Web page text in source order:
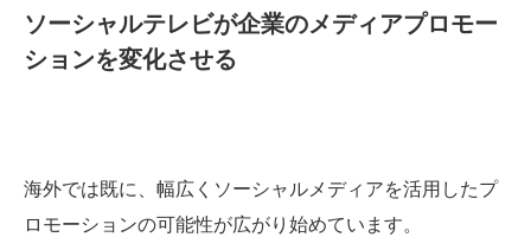
ソーシャルテレビが企業のメディアプロモー
ションを変化させる
海外では既に、幅広くソーシャルメディアを活用したプ
ロモーションの可能性が広がり始めています。